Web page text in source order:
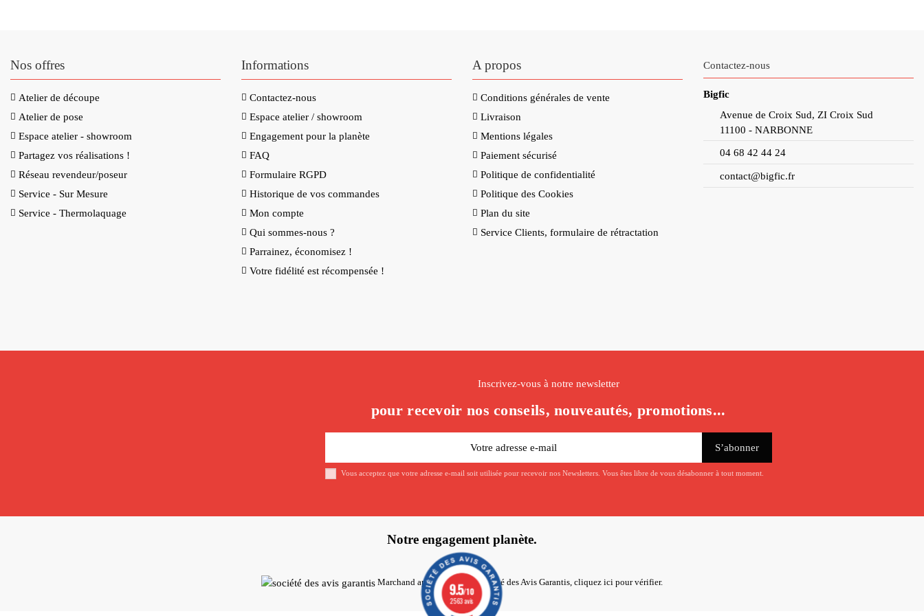
Nos offres
Atelier de découpe
Atelier de pose
Espace atelier - showroom
Partagez vos réalisations !
Réseau revendeur/poseur
Service - Sur Mesure
Service - Thermolaquage
Informations
Contactez-nous
Espace atelier / showroom
Engagement pour la planète
FAQ
Formulaire RGPD
Historique de vos commandes
Mon compte
Qui sommes-nous ?
Parrainez, économisez !
Votre fidélité est récompensée !
A propos
Conditions générales de vente
Livraison
Mentions légales
Paiement sécurisé
Politique de confidentialité
Politique des Cookies
Plan du site
Service Clients, formulaire de rétractation
Contactez-nous
Bigfic
Avenue de Croix Sud, ZI Croix Sud
11100 - NARBONNE
04 68 42 44 24
contact@bigfic.fr
Inscrivez-vous à notre newsletter
pour recevoir nos conseils, nouveautés, promotions...
Vous acceptez que votre adresse e-mail soit utilisée pour recevoir nos Newsletters. Vous êtes libre de vous désabonner à tout moment.
Notre engagement planète.
Marchand approuvé par la Société des Avis Garantis, cliquez ici pour vérifier.
9.5/10
2563 avis